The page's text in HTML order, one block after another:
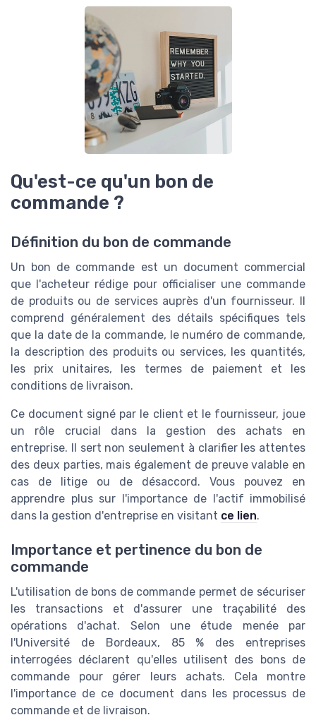
Qu'est-ce qu'un bon de
commande ?
Définition du bon de commande
Un bon de commande est un document commercial
que l'acheteur rédige pour officialiser une commande
de produits ou de services auprès d'un fournisseur. Il
comprend généralement des détails spécifiques tels
que la date de la commande, le numéro de commande,
la description des produits ou services, les quantités,
les prix unitaires, les termes de paiement et les
conditions de livraison.
Ce document signé par le client et le fournisseur, joue
un rôle crucial dans la gestion des achats en
entreprise. Il sert non seulement à clarifier les attentes
des deux parties, mais également de preuve valable en
cas de litige ou de désaccord. Vous pouvez en
apprendre plus sur l'importance de l'actif immobilisé
dans la gestion d'entreprise en visitant ce lien.
Importance et pertinence du bon de
commande
L'utilisation de bons de commande permet de sécuriser
les transactions et d'assurer une traçabilité des
opérations d'achat. Selon une étude menée par
l'Université de Bordeaux, 85 % des entreprises
interrogées déclarent qu'elles utilisent des bons de
commande pour gérer leurs achats. Cela montre
l'importance de ce document dans les processus de
commande et de livraison.